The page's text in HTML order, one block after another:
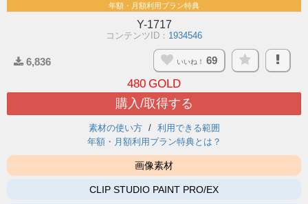
年額・月額利用プラン特典
Y-1717
コンテンツID： 1934546
6,836 いいね！ 69
480 GOLD
購入/取得する
素材の使い方
利用できる範囲
年額・月額利用プラン特典とは？
画像素材
CLIP STUDIO PAINT PRO/EX